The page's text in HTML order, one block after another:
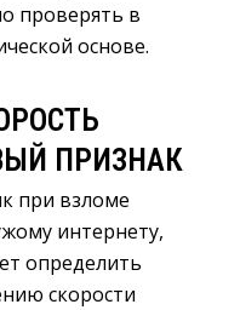
проверять в
основе.
ПРИЗНАК
при взломе
интернету,
определить
скорости